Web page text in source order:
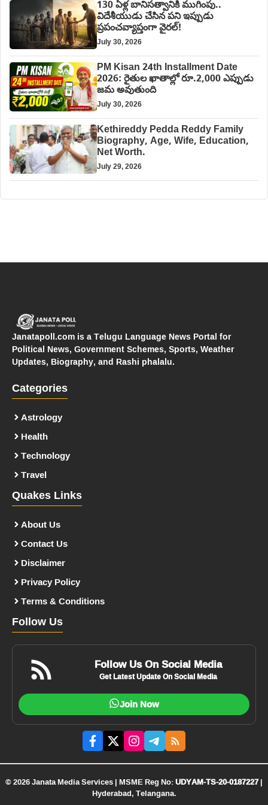
130 ఏళ్ల బానిసత్వానికి ముగింపు..
విదేశీయుడు చేసిన పని ఇప్పుడు
ప్రపంచవ్యాప్తంగా వైరల్!
July 30, 2026
PM Kisan 24th Installment Date
2026: రైతుల ఖాతాల్లో రూ.2,000 ఎప్పుడు
జమ అవుతుంది
July 30, 2026
Kethireddy Pedda Reddy Family
Biography, Age, Wife, Education,
Net Worth.
July 29, 2026
Janatapoll.com is a Telugu Language News Portal for
Political News, Government Schemes, Sports, Weather
Updates, Biography, and Rashi phalalu.
Categories
Astrology
Health
Technology
Travel
Quakes Links
About Us
Contact Us
Disclaimer
Privacy Policy
Terms & Conditions
Follow Us
Follow Us On Social Media
Get Latest Update On Social Media
Join Now
© 2026 Janata Media Services | MSME Reg No:UDYAM-TS-20-0187227|
Hyderabad, Telangana.